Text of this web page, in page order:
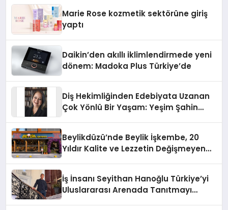
Marie Rose kozmetik sektörüne giriş
yaptı
Daikin’den akıllı iklimlendirmede yeni
dönem: Madoka Plus Türkiye’de
Diş Hekimliğinden Edebiyata Uzanan
Çok Yönlü Bir Yaşam: Yeşim Şahin
Beylikdüzü’nde Beylik İşkembe, 20
Yıldır Kalite ve Lezzetin Değişmeyen
İş İnsanı Seyithan Hanoğlu Türkiye’yi
Uluslararası Arenada Tanıtmayı